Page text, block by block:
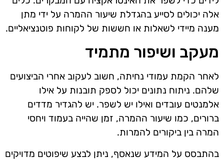
אלה יכולים לסייע בהגדלת שיעור ההמרה על ידי מתן
מענה מיידי לשאלות או חששות של לקוחות פוטנציאליים.
מעקב ושיפור מתמיד
לאחר הקמת עמודי נחיתה, חשוב לעקוב אחרי הביצועים
שלהם. ניתוח נתונים יכול לספק תובנות על אילו
אלמנטים עובדים ואילו יש לשפר. יש להגדיר מדדים
ברורים, כמו שיעור ההמרה, זמן שהייה בעמוד ויחסי
המרה בין ביקורים להמרות.
בהתבסס על המידע שנאסף, ניתן לבצע שיפוטים מדויקים